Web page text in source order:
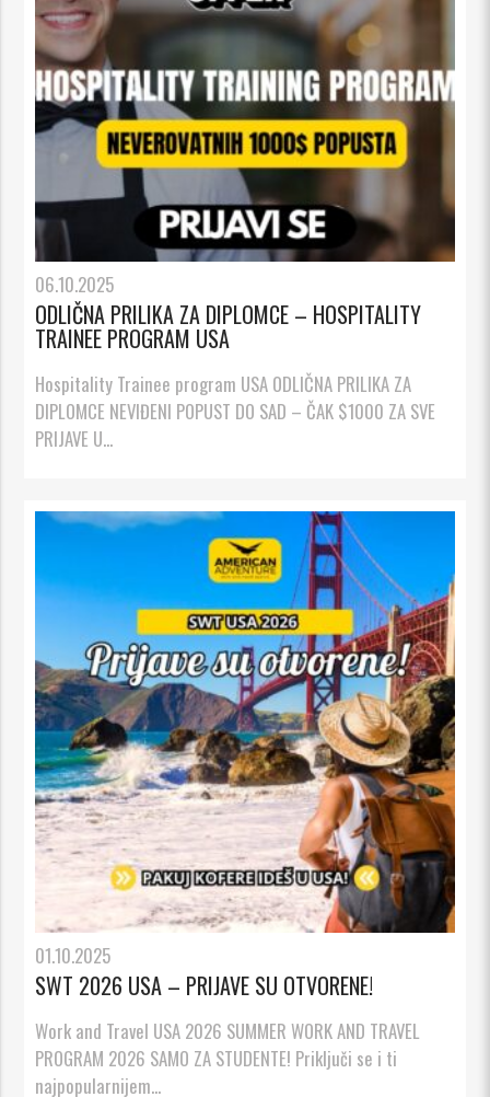
06.10.2025
ODLIČNA PRILIKA ZA DIPLOMCE – HOSPITALITY
TRAINEE PROGRAM USA
Hospitality Trainee program USA ODLIČNA PRILIKA ZA
DIPLOMCE NEVIĐENI POPUST DO SAD – ČAK $1000 ZA SVE
PRIJAVE U...
01.10.2025
SWT 2026 USA – PRIJAVE SU OTVORENE!
Work and Travel USA 2026 SUMMER WORK AND TRAVEL
PROGRAM 2026 SAMO ZA STUDENTE! Priključi se i ti
najpopularnijem...